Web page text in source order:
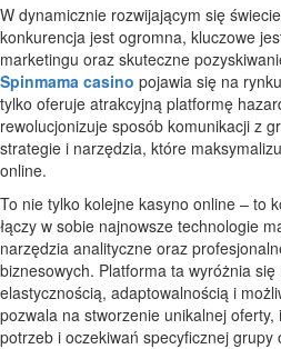
W dynamicznie rozwijającym się
konkurencja jest ogromna, kluczowe
marketingu oraz skuteczne
Spinmama casino pojawia się na
tylko oferuje atrakcyjną platformę
rewolucjonizuje sposób komunikacji z
strategie i narzędzia, które
online.
To nie tylko kolejne kasyno online – to
łączy w sobie najnowsze technologie
narzędzia analityczne oraz
biznesowych. Platforma ta wyróżnia
elastycznością, adaptowalnością i
pozwala na stworzenie unikalnej
potrzeb i oczekiwań specyficznej grupy